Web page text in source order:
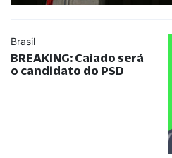
Brasil
BREAKING: Caiado será
o candidato do PSD